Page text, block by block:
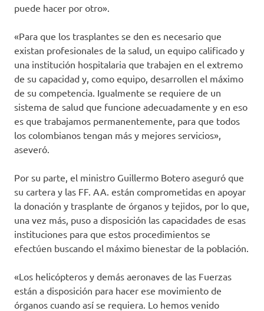
puede hacer por otro».
«Para que los trasplantes se den es necesario que
existan profesionales de la salud, un equipo calificado y
una institución hospitalaria que trabajen en el extremo
de su capacidad y, como equipo, desarrollen el máximo
de su competencia. Igualmente se requiere de un
sistema de salud que funcione adecuadamente y en eso
es que trabajamos permanentemente, para que todos
los colombianos tengan más y mejores servicios»,
aseveró.
Por su parte, el ministro Guillermo Botero aseguró que
su cartera y las FF. AA. están comprometidas en apoyar
la donación y trasplante de órganos y tejidos, por lo que,
una vez más, puso a disposición las capacidades de esas
instituciones para que estos procedimientos se
efectúen buscando el máximo bienestar de la población.
«Los helicópteros y demás aeronaves de las Fuerzas
están a disposición para hacer ese movimiento de
órganos cuando así se requiera. Lo hemos venido